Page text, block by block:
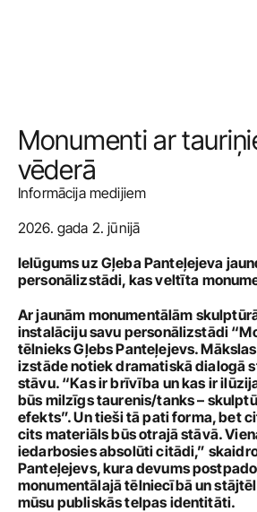
Mākslinieki
Kalendārs
Pirkt
Par mums
Kontakti
ENG
Monumenti ar
vēderā
Informācija medijiem
2026. gada 2. jūnijā
Ielūgums uz Gļeba Panteļejeva
personālizstādi, kas veltīta
Ar jaunām monumentālām
instalāciju savu personālizstādi
tēlnieks Gļebs Panteļejevs.
izstāde notiek dramatiskā dialogā
stāvu. “Kas ir brīvība un kas ir
būs milzīgs taurenis/tanks –
efekts”. Un tieši tā pati forma, bet
cits materiāls būs otrajā stāvā.
iedarbosies absolūti citādi,”
Panteļejevs, kura devums
monumentālajā tēlniecībā un
mūsu publiskās telpas identitāti.